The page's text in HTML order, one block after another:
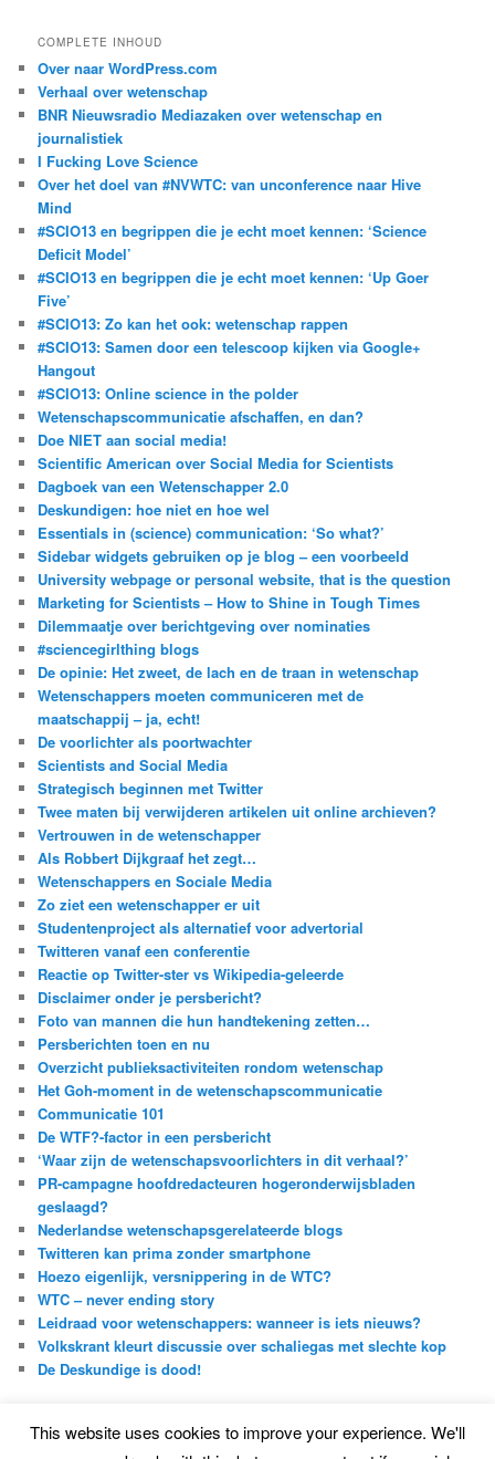
COMPLETE INHOUD
Over naar WordPress.com
Verhaal over wetenschap
BNR Nieuwsradio Mediazaken over wetenschap en
journalistiek
I Fucking Love Science
Over het doel van #NVWTC: van unconference naar Hive
Mind
#SCIO13 en begrippen die je echt moet kennen: ‘Science
Deficit Model’
#SCIO13 en begrippen die je echt moet kennen: ‘Up Goer
Five’
#SCIO13: Zo kan het ook: wetenschap rappen
#SCIO13: Samen door een telescoop kijken via Google+
Hangout
#SCIO13: Online science in the polder
Wetenschapscommunicatie afschaffen, en dan?
Doe NIET aan social media!
Scientific American over Social Media for Scientists
Dagboek van een Wetenschapper 2.0
Deskundigen: hoe niet en hoe wel
Essentials in (science) communication: ‘So what?’
Sidebar widgets gebruiken op je blog – een voorbeeld
University webpage or personal website, that is the question
Marketing for Scientists – How to Shine in Tough Times
Dilemmaatje over berichtgeving over nominaties
#sciencegirlthing blogs
De opinie: Het zweet, de lach en de traan in wetenschap
Wetenschappers moeten communiceren met de
maatschappij – ja, echt!
De voorlichter als poortwachter
Scientists and Social Media
Strategisch beginnen met Twitter
Twee maten bij verwijderen artikelen uit online archieven?
Vertrouwen in de wetenschapper
Als Robbert Dijkgraaf het zegt…
Wetenschappers en Sociale Media
Zo ziet een wetenschapper er uit
Studentenproject als alternatief voor advertorial
Twitteren vanaf een conferentie
Reactie op Twitter-ster vs Wikipedia-geleerde
Disclaimer onder je persbericht?
Foto van mannen die hun handtekening zetten…
Persberichten toen en nu
Overzicht publieksactiviteiten rondom wetenschap
Het Goh-moment in de wetenschapscommunicatie
Communicatie 101
De WTF?-factor in een persbericht
‘Waar zijn de wetenschapsvoorlichters in dit verhaal?’
PR-campagne hoofdredacteuren hogeronderwijsbladen
geslaagd?
Nederlandse wetenschapsgerelateerde blogs
Twitteren kan prima zonder smartphone
Hoezo eigenlijk, versnippering in de WTC?
WTC – never ending story
Leidraad voor wetenschappers: wanneer is iets nieuws?
Volkskrant kleurt discussie over schaliegas met slechte kop
De Deskundige is dood!
Proudly powered by WordPress
This website uses cookies to improve your experience. We'll